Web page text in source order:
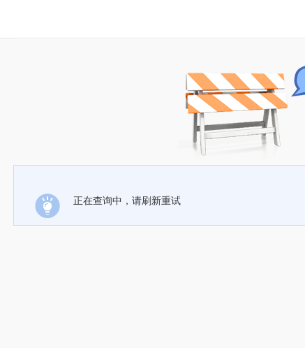
正在查询中，请刷新重试